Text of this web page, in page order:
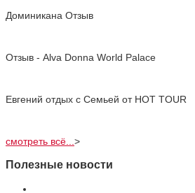
Доминикана Отзыв
Отзыв - Alva Donna World Palace
Евгений отдых с Cемьей от HOT TOUR
смотреть всё... >
Полезные новости